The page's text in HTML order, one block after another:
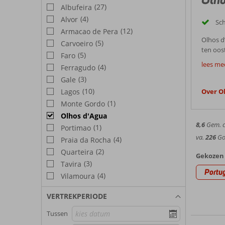
Albufeira (27)
Alvor (4)
Armacao de Pera (12)
Carvoeiro (5)
Faro (5)
Ferragudo (4)
Gale (3)
Lagos (10)
Monte Gordo (1)
Olhos d'Agua
Portimao (1)
Praia da Rocha (4)
Quarteira (2)
Tavira (3)
Vilamoura (4)
VERTREKPERIODE
Tussen
Olhos
ten
net
d’Agua.
zo’n
rond
Lekker
Een
alleen,
In
ontbijt.
lees
Over
8,6Gem.
va. 226